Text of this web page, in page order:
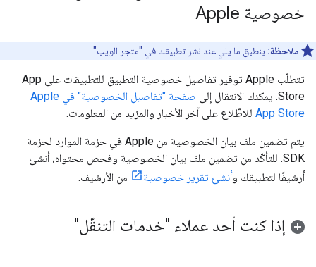
خصوصية Apple
ملاحظة: ينطبق ما يلي عند نشر تطبيقك في "متجر الويب".
تتطلّب Apple توفير تفاصيل خصوصية التطبيق للتطبيقات على App
Store. يمكنك الانتقال إلى
صفحة "تفاصيل الخصوصية" في Apple
App Store للاطّلاع على آخر الأخبار والمزيد من المعلومات.
يتم تضمين ملف بيان الخصوصية من Apple في حزمة الموارد لحزمة
SDK. للتأكّد من تضمين ملف بيان الخصوصية وفحص محتواه، أنشئ
أرشيفًا لتطبيقك وأنشئ تقرير خصوصية من الأرشيف.
إذا كنت أحد عملاء "خدمات التنقّل"